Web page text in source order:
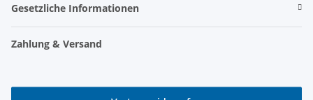
Gesetzliche Informationen
Zahlung & Versand